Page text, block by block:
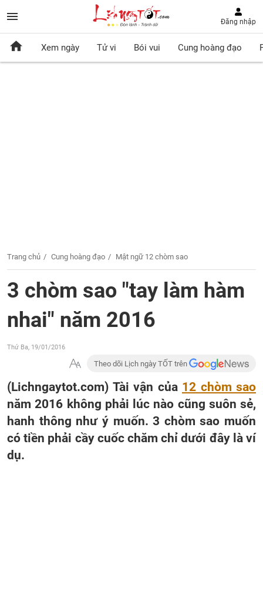
Đăng nhập
Xem ngày Tử vi Bói vui Cung hoàng đạo
Trang chủ Cung hoàng đạo Mật ngữ 12 chòm sao
3 chòm sao "tay làm hàm
nhai" năm 2016
Thứ Ba, 19/01/2016
Theo dõi Lịch ngày TỐT trên
(Lichngaytot.com) Tài vận của 12 chòm sao
năm 2016 không phải lúc nào cũng suôn sẻ,
hanh thông như ý muốn. 3 chòm sao muốn
có tiền phải cầy cuốc chăm chỉ dưới đây là ví
dụ.